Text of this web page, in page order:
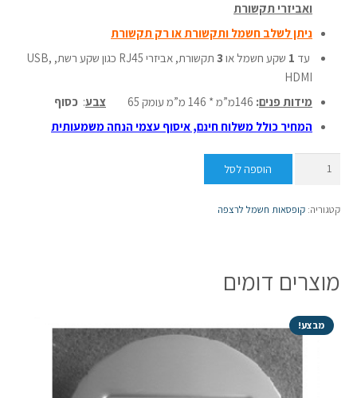
ואביזרי תקשורת
ניתן לשלב חשמל ותקשורת או רק תקשורת
עד 1 שקע חשמל או 3
תקשורת, אביזרי RJ45 כגון שקע רשת, USB,
HDMI
מידות פנים: 146מ”מ * 146 מ”מ עומק 65 צבע: כסוף
המחיר כולל משלוח חינם, איסוף עצמי הנחה משמעותית
כמות
חשמל
3
כסוף
או
הוספה לסל
קטגוריה: קופסאות חשמל לרצפה
מוצרים דומים
מבצע!